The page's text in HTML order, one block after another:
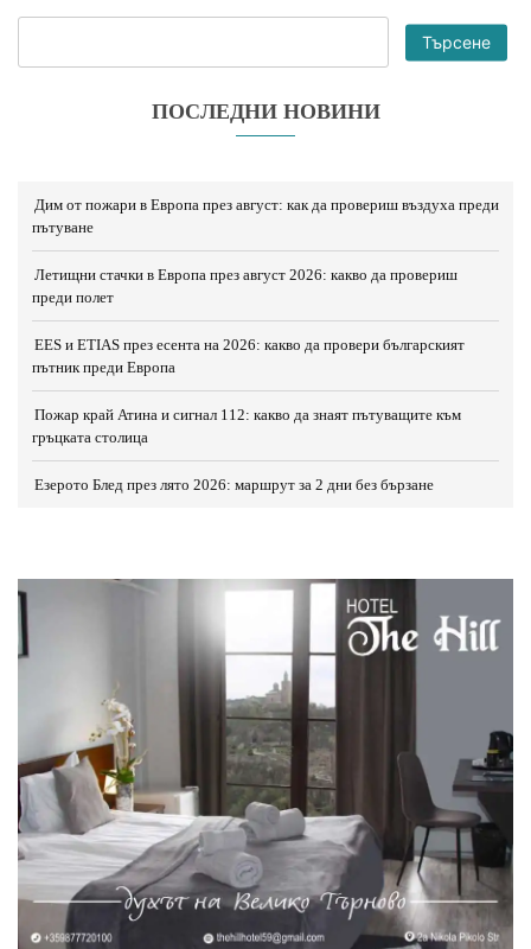
Търсене
ПОСЛЕДНИ НОВИНИ
Дим от пожари в Европа през август: как да провериш въздуха преди
пътуване
Летищни стачки в Европа през август 2026: какво да провериш
преди полет
EES и ETIAS през есента на 2026: какво да провери българският
пътник преди Европа
Пожар край Атина и сигнал 112: какво да знаят пътуващите към
гръцката столица
Езерото Блед през лято 2026: маршрут за 2 дни без бързане